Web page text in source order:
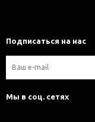
Подписаться на нас
Мы в соц. сетях